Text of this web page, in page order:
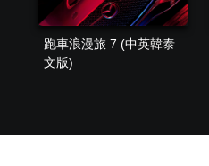
跑車浪漫旅 7 (中英韓泰
文版)